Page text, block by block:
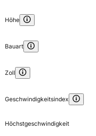
Höhe
Bauart
Zoll
Geschwindigkeitsindex
Höchstgeschwindigkeit